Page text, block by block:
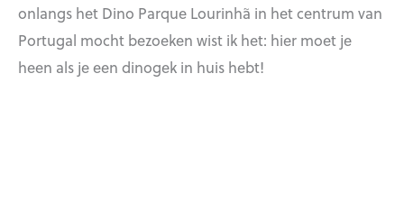
onlangs het Dino Parque Lourinhã in het centrum van
Portugal mocht bezoeken wist ik het: hier moet je
heen als je een dinogek in huis hebt!